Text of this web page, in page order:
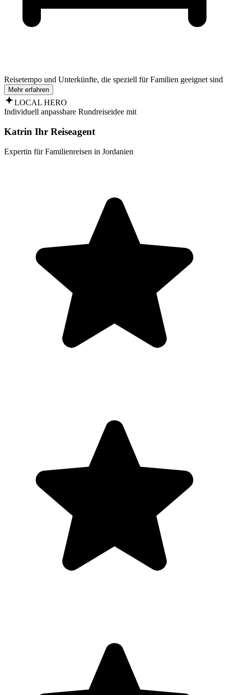
Reisetempo und Unterkünfte, die speziell für Familien geeignet sind
Mehr erfahren
LOCAL HERO
Individuell anpassbare Rundreiseidee mit
Katrin Ihr Reiseagent
Expertin für Familienreisen in Jordanien